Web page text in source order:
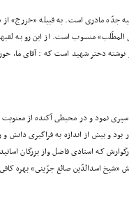
جدّه مادرى است. به قبیله
المطّلب» منسوب است. از این رو به
دختر شهید است که : آقاى ما،
نمود و در محیطى آکنده از معنویت
بود و بیش از اندازه به فراگیرى
که استادى فاضل واز بزرگان
اسدالدّین صائغ جزّینى» بهره